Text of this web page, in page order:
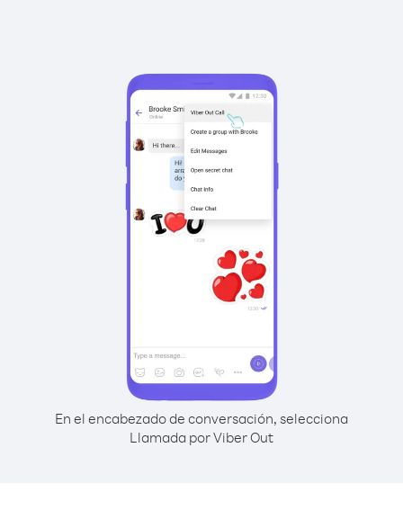
En el encabezado de conversación, selecciona
Llamada por Viber Out